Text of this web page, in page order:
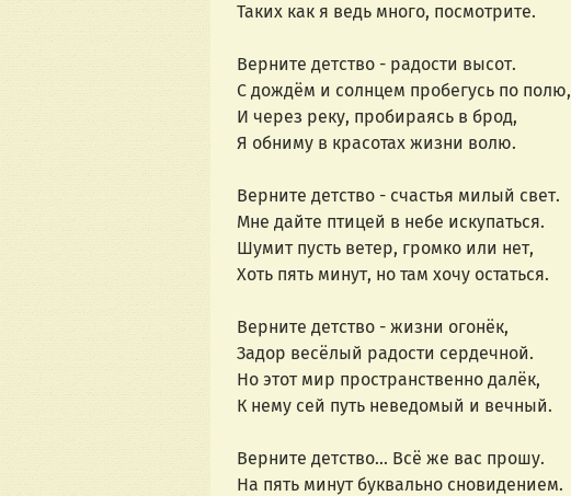
Таких как я ведь много, посмотрите.
Верните детство - радости высот.
С дождём и солнцем пробегусь по полю,
И через реку, пробираясь в брод,
Я обниму в красотах жизни волю.
Верните детство - счастья милый свет.
Мне дайте птицей в небе искупаться.
Шумит пусть ветер, громко или нет,
Хоть пять минут, но там хочу остаться.
Верните детство - жизни огонёк,
Задор весёлый радости сердечной.
Но этот мир пространственно далёк,
К нему сей путь неведомый и вечный.
Верните детство... Всё же вас прошу.
На пять минут буквально сновидением.